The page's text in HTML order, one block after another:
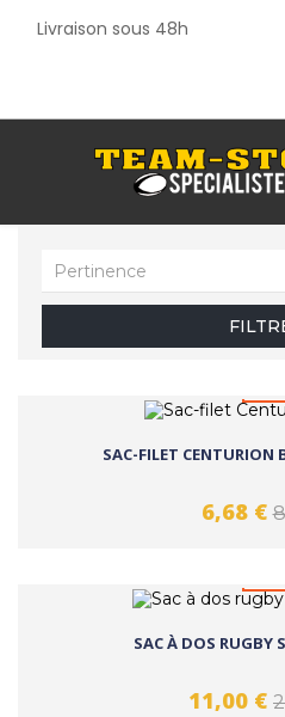
Livraison sous 48h
Pertinence
SAC-FILET CENTURION
6,68 €
SAC À DOS RUGBY
11,00 €